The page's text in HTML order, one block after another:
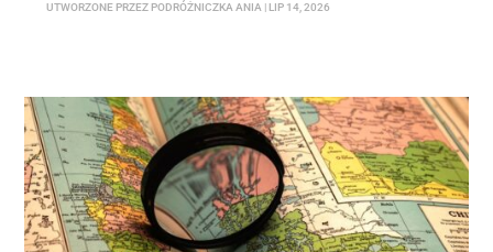
UTWORZONE PRZEZ PODRÓŻNICZKA ANIA LIP 14, 2026